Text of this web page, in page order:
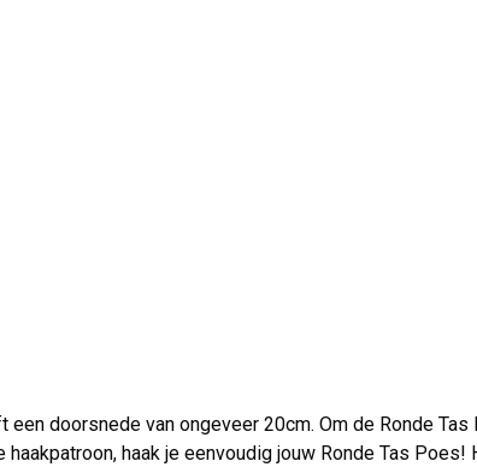
doorsnede van ongeveer 20cm. Om de Ronde
haak je eenvoudig jouw Ronde Tas Poes!